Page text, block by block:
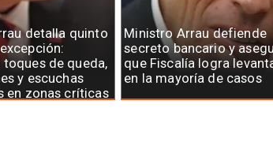
detalla quinto
de queda,
y escuchas
en zonas críticas
Ministro Arrau defiende
secreto bancario y
que Fiscalía logra
en la mayoría de casos